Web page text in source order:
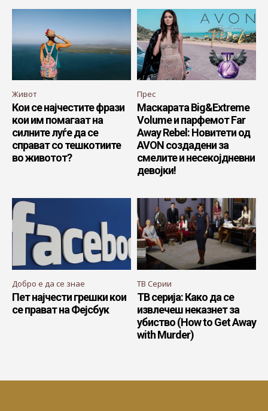
Живот
Кои се најчестите фрази
кои им помагаат на
силните луѓе да се
справат со тешкотиите
во животот?
Прес
Маскарата Big&Extreme
Volume и парфемот Far
Away Rebel: Новитети од
AVON создадени за
смелите и несекојдневни
девојки!
Добро е да се знае
Пет најчести грешки кои
се прават на Фејсбук
ТВ Серии
ТВ серија: Како да се
извлечеш неказнет за
убиство (How to Get Away
with Murder)